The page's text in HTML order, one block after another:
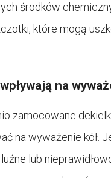
środków
które mogą
na
zamocowane
na wyważenie kół.
lub